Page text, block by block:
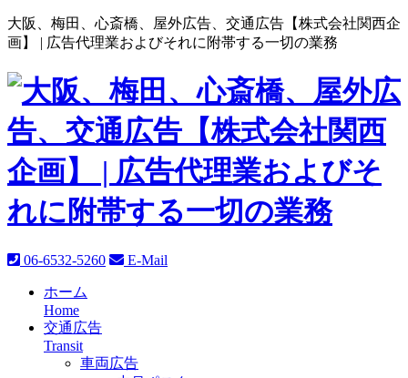
大阪、梅田、心斎橋、屋外広告、交通広告【株式会社関西企
画】 | 広告代理業およびそれに附帯する一切の業務
06-6532-5260 E-Mail
ホーム
Home
交通広告
Transit
車両広告